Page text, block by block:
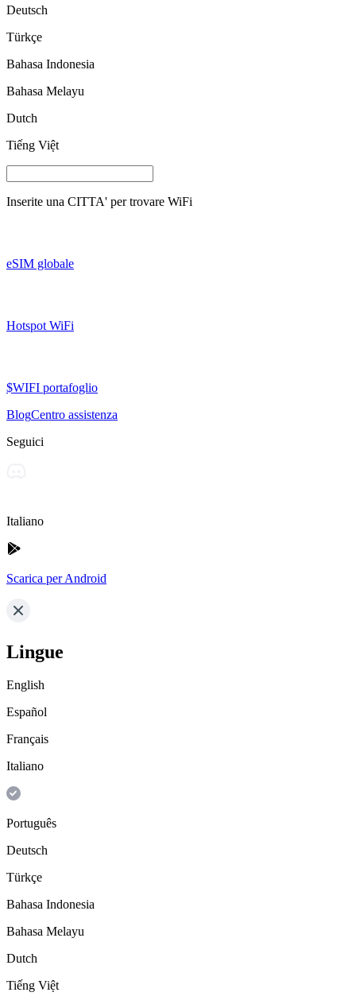
Deutsch
Türkçe
Bahasa Indonesia
Bahasa Melayu
Dutch
Tiếng Việt
Inserite una CITTA' per trovare WiFi
eSIM globale
Hotspot WiFi
$WIFI portafoglio
BlogCentro assistenza
Seguici
Italiano
Scarica per Android
Lingue
English
Español
Français
Italiano
Português
Deutsch
Türkçe
Bahasa Indonesia
Bahasa Melayu
Dutch
Tiếng Việt